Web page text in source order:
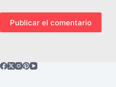
Publicar el comentario